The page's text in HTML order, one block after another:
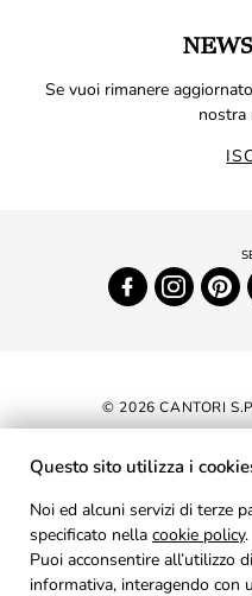
Se vuoi rimanere
nostra
© 2026 CANTORI
AREA
Questo sito utilizza i
Noi ed alcuni servizi di terze
specificato nella cookie policy.
Puoi acconsentire all’utilizzo
informativa, interagendo